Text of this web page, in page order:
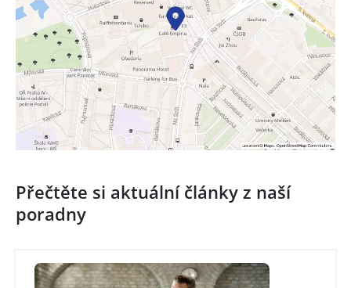
Přečtěte si aktuální články z naší
poradny